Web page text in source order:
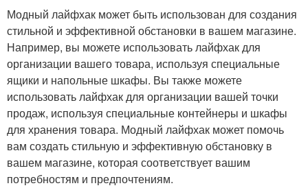
Модный лайфхак может быть использован для создания
стильной и эффективной обстановки в вашем магазине.
Например, вы можете использовать лайфхак для
организации вашего товара, используя специальные
ящики и напольные шкафы. Вы также можете
использовать лайфхак для организации вашей точки
продаж, используя специальные контейнеры и шкафы
для хранения товара. Модный лайфхак может помочь
вам создать стильную и эффективную обстановку в
вашем магазине, которая соответствует вашим
потребностям и предпочтениям.